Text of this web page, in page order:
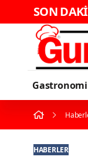
SON
Gastronomi
HABERLER